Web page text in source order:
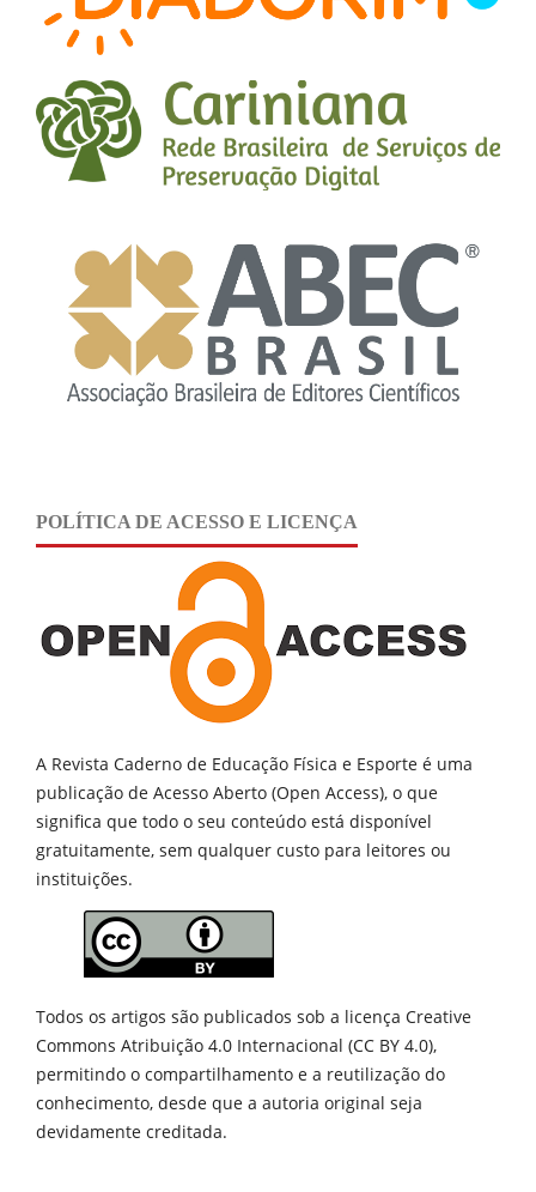
POLÍTICA DE ACESSO E LICENÇA
A Revista Caderno de Educação Física e Esporte é uma
publicação de Acesso Aberto (Open Access), o que
significa que todo o seu conteúdo está disponível
gratuitamente, sem qualquer custo para leitores ou
instituições.
Todos os artigos são publicados sob a licença Creative
Commons Atribuição 4.0 Internacional (CC BY 4.0),
permitindo o compartilhamento e a reutilização do
conhecimento, desde que a autoria original seja
devidamente creditada.